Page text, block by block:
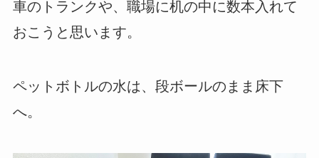
車のトランクや、職場に机の中に数本入れて
おこうと思います。
ペットボトルの水は、段ボールのまま床下
へ。